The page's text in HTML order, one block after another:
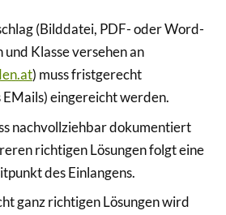
(Bilddatei, PDF- oder Word-
Klasse versehen an
) muss fristgerecht
eingereicht werden.
nachvollziehbar dokumentiert
richtigen Lösungen folgt eine
des Einlangens.
ganz richtigen Lösungen wird